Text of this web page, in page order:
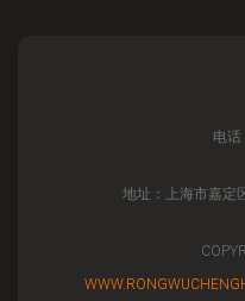
电
地址：上海市嘉定